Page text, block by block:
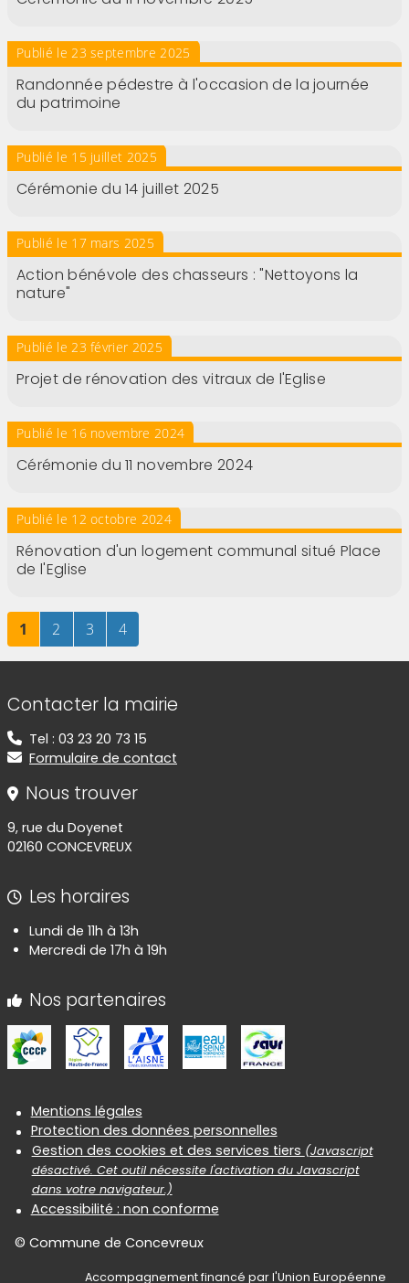
Publié le 23 septembre 2025
Randonnée pédestre à l'occasion de la journée
du patrimoine
Publié le 15 juillet 2025
Cérémonie du 14 juillet 2025
Publié le 17 mars 2025
Action bénévole des chasseurs : "Nettoyons la
nature"
Publié le 23 février 2025
Projet de rénovation des vitraux de l'Eglise
Publié le 16 novembre 2024
Cérémonie du 11 novembre 2024
Publié le 12 octobre 2024
Rénovation d'un logement communal situé Place
de l'Eglise
Page
1 sur 4Page
2 sur 4Page
3sur 4Page
4sur 4
Informations de contact
Contacter la mairie
Tel : 03 23 20 73 15
Formulaire de contact
Nous trouver
9, rue du Doyenet
02160 CONCEVREUX
Les horaires
Lundi de 11h à 13h
Mercredi de 17h à 19h
Nos partenaires
Informations réglementaires
Mentions légales
Protection des données personnelles
Gestion des cookies et des services tiers (Javascript
désactivé. Cet outil nécessite l'activation du Javascript
dans votre navigateur.)
Accessibilité : non conforme
© Commune de Concevreux
Accompagnement financé par l'Union Européenne